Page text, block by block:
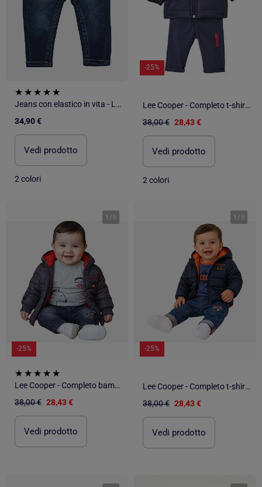
Jeans con elastico in vita - Levi's Kids
34,90 €
Vedi prodotto
2 colori
-25%
Lee Cooper - Completo t-shirt manica lunga con cappotto e pantalone neonato
38,00 € 28,43 €
Vedi prodotto
2 colori
1 / 5
-25%
Lee Cooper - Completo bambino composto da piumino maglietta a maniche lunghe e jeans
38,00 € 28,43 €
Vedi prodotto
1 / 5
-25%
Lee Cooper - Completo t-shirt manica lunga con cappotto e pantalone neonato
38,00 € 28,43 €
Vedi prodotto